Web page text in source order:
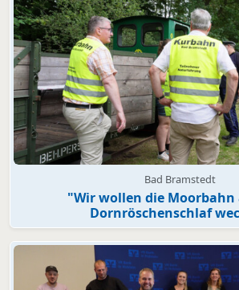
Bad Bramstedt
"Wir wollen die Moorbahn
Dornröschenschlaf